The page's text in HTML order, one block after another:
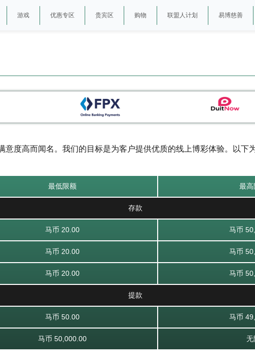
游戏 优惠专区 贵宾区 购物 联盟人计划 易博慈善
度高而闻名。我们的目标是为客户提供优质的线上博彩体验。以
最低限额 最高
存款
马币 20.00 马币
马币 20.00 马币
马币 20.00 马币
提款
马币 50.00 马币
马币 50,000.00 无